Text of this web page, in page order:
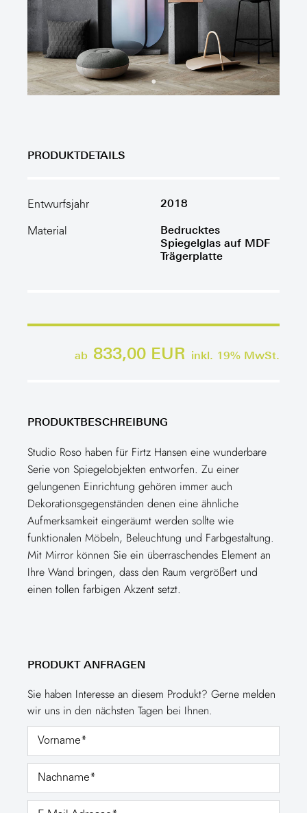
PRODUKTDETAILS
Entwurfsjahr 2018
Material
Bedrucktes
Spiegelglas auf MDF
Trägerplatte
ab 833,00 EUR inkl. 19% MwSt.
PRODUKTBESCHREIBUNG
Studio Roso haben für Firtz Hansen eine wunderbare
Serie von Spiegelobjekten entworfen. Zu einer
gelungenen Einrichtung gehören immer auch
Dekorationsgegenständen denen eine ähnliche
Aufmerksamkeit eingeräumt werden sollte wie
funktionalen Möbeln, Beleuchtung und Farbgestaltung.
Mit Mirror können Sie ein überraschendes Element an
Ihre Wand bringen, dass den Raum vergrößert und
einen tollen farbigen Akzent setzt.
PRODUKT ANFRAGEN
Sie haben Interesse an diesem Produkt? Gerne melden
wir uns in den nächsten Tagen bei Ihnen.